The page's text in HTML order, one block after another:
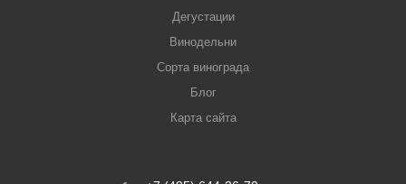
Дегустации
Винодельни
Сорта винограда
Блог
Карта сайта